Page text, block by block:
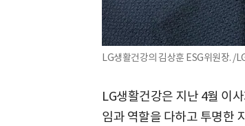
LG생활건강의 김상훈 ESG위원장. /
LG생활건강은 지난 4월 이
임과 역할을 다하고 투명한